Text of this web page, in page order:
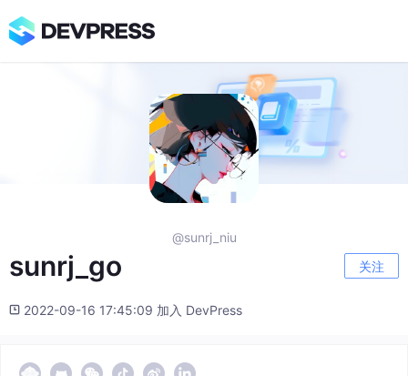
@sunrj_niu
sunrj_go 关注
2022-09-16 17:45:09 加入 DevPress